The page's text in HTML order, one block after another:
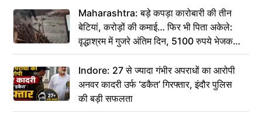
Maharashtra: बड़े कपड़ा कारोबारी की तीन
बेटियां, करोड़ों की कमाई… फिर भी पिता अकेले:
वृद्धाश्रम में गुजरे अंतिम दिन, 5100 रुपये भेजकर
कहा– अंतिम संस्कार कर दीजिए हम नहीं आ पाएंगे
Indore: 27 से ज्यादा गंभीर अपराधों का आरोपी
अनवर कादरी उर्फ ‘डकैत’ गिरफ्तार, इंदौर पुलिस
की बड़ी सफलता